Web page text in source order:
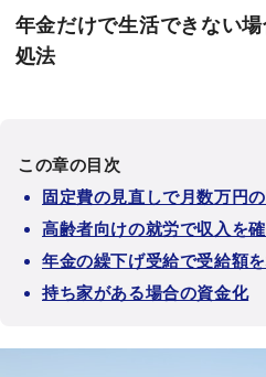
年金だけで生活できない
処法
この章の目次
固定費の見直しで月数万円
高齢者向けの就労で収入を
年金の繰下げ受給で受給額
持ち家がある場合の資金化